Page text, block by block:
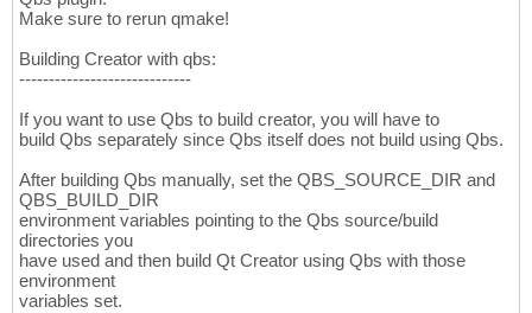
Make sure to rerun qmake!
Building Creator with qbs:
-----------------------------
If you want to use Qbs to build creator, you will have to
build Qbs separately since Qbs itself does not build using Qbs.
After building Qbs manually, set the QBS_SOURCE_DIR and
QBS_BUILD_DIR
environment variables pointing to the Qbs source/build
directories you
have used and then build Qt Creator using Qbs with those
environment
variables set.